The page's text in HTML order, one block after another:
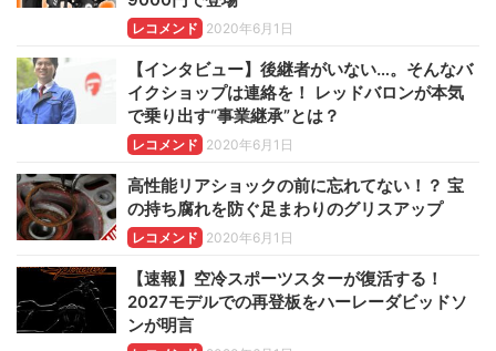
レコメンド 2020年6月1日
【インタビュー】後継者がいない…。そんなバ
イクショップは連絡を！ レッドバロンが本気
で乗り出す“事業継承”とは？
レコメンド 2020年6月1日
高性能リアショックの前に忘れてない！？ 宝
の持ち腐れを防ぐ足まわりのグリスアップ
レコメンド 2020年6月1日
【速報】空冷スポーツスターが復活する！
2027モデルでの再登板をハーレーダビッドソ
ンが明言